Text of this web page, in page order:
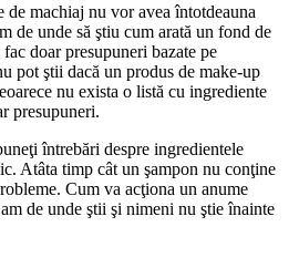
de machiaj nu vor avea întotdeauna
de unde să ştiu cum arată un fond de
doar presupuneri bazate pe
pot ştii dacă un produs de make-up
nu exista o listă cu ingrediente
presupuneri.
întrebări despre ingredientele
Atâta timp cât un şampon nu conţine
Cum va acţiona un anume
de unde ştii şi nimeni nu ştie înainte